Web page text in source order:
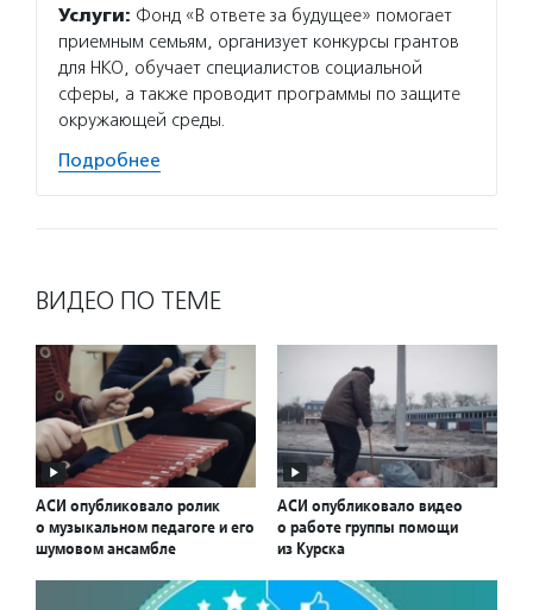
Услуги: Фонд «В ответе за будущее» помогает
приемным семьям, организует конкурсы грантов
для НКО, обучает специалистов социальной
сферы, а также проводит программы по защите
окружающей среды.
Подробнее
ВИДЕО ПО ТЕМЕ
АСИ опубликовало ролик
о музыкальном педагоге и его
шумовом ансамбле
АСИ опубликовало видео
о работе группы помощи
из Курска